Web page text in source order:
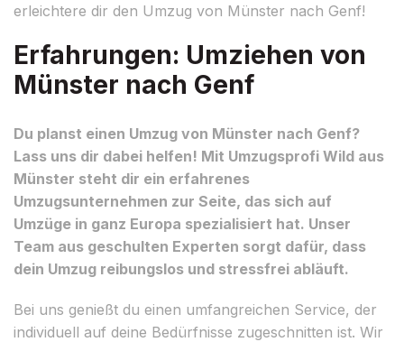
erleichtere dir den Umzug von Münster nach Genf!
Erfahrungen: Umziehen von
Münster nach Genf
Du planst einen Umzug von Münster nach Genf?
Lass uns dir dabei helfen! Mit Umzugsprofi Wild aus
Münster steht dir ein erfahrenes
Umzugsunternehmen zur Seite, das sich auf
Umzüge in ganz Europa spezialisiert hat. Unser
Team aus geschulten Experten sorgt dafür, dass
dein Umzug reibungslos und stressfrei abläuft.
Bei uns genießt du einen umfangreichen Service, der
individuell auf deine Bedürfnisse zugeschnitten ist. Wir